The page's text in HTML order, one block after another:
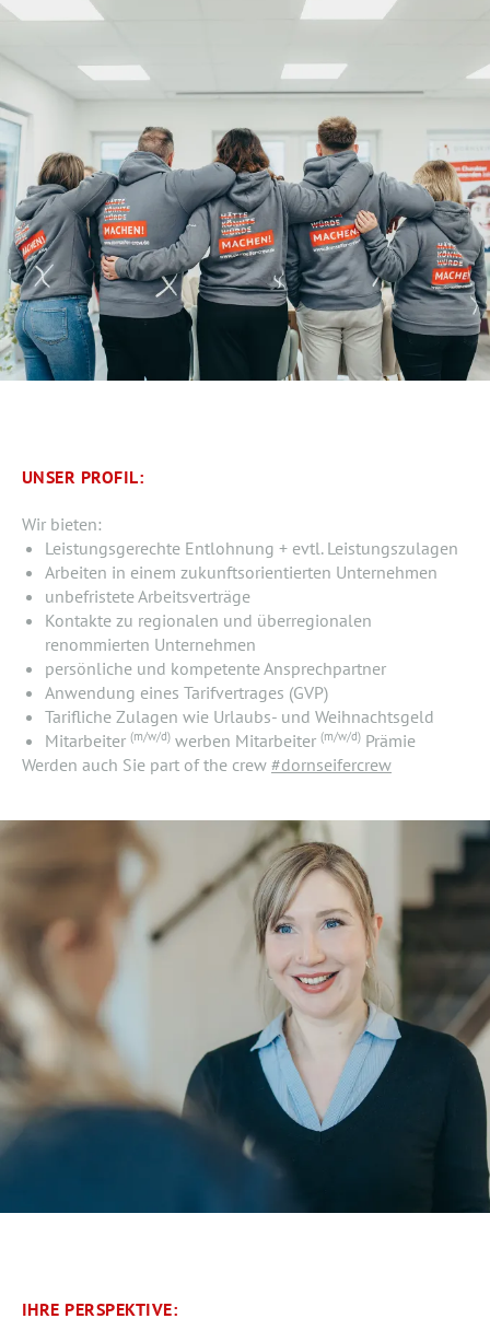
UNSER PROFIL:
Wir bieten:
Leistungsgerechte Entlohnung + evtl. Leistungszulagen
Arbeiten in einem zukunftsorientierten Unternehmen
unbefristete Arbeitsverträge
Kontakte zu regionalen und überregionalen
renommierten Unternehmen
persönliche und kompetente Ansprechpartner
Anwendung eines Tarifvertrages (GVP)
Tarifliche Zulagen wie Urlaubs- und Weihnachtsgeld
Mitarbeiter (m/w/d)werben Mitarbeiter (m/w/d)Prämie
Werden auch Sie part of the crew #dornseifercrew
IHRE PERSPEKTIVE: